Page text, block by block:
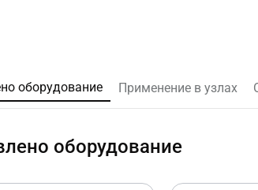
оборудование Применение в узлах
оборудование